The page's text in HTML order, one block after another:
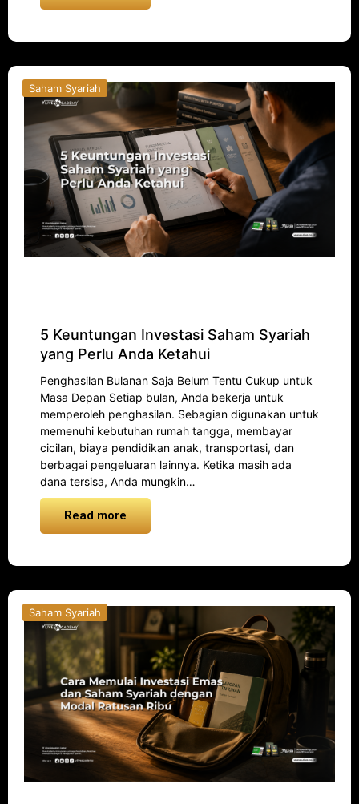
Saham Syariah
5 Keuntungan Investasi Saham Syariah
yang Perlu Anda Ketahui
Penghasilan Bulanan Saja Belum Tentu Cukup untuk
Masa Depan Setiap bulan, Anda bekerja untuk
memperoleh penghasilan. Sebagian digunakan untuk
memenuhi kebutuhan rumah tangga, membayar
cicilan, biaya pendidikan anak, transportasi, dan
berbagai pengeluaran lainnya. Ketika masih ada
dana tersisa, Anda mungkin…
Read more
Saham Syariah